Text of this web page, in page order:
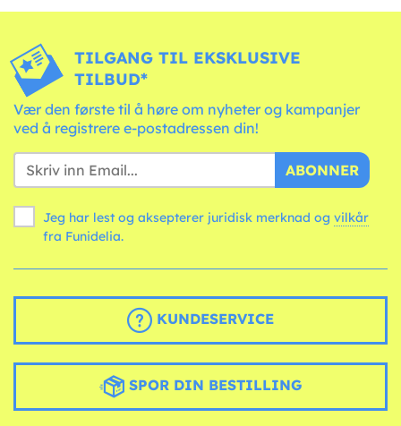
TILGANG TIL EKSKLUSIVE
TILBUD*
Vær den første til å høre om nyheter og kampanjer
ved å registrere e-postadressen din!
ABONNER
Jeg har lest og aksepterer juridisk merknad og vilkår
fra Funidelia.
KUNDESERVICE
SPOR DIN BESTILLING